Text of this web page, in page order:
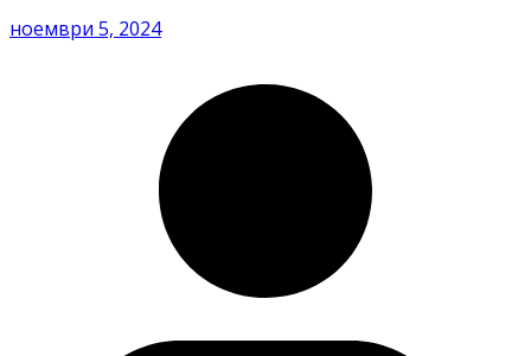
ноември 5, 2024